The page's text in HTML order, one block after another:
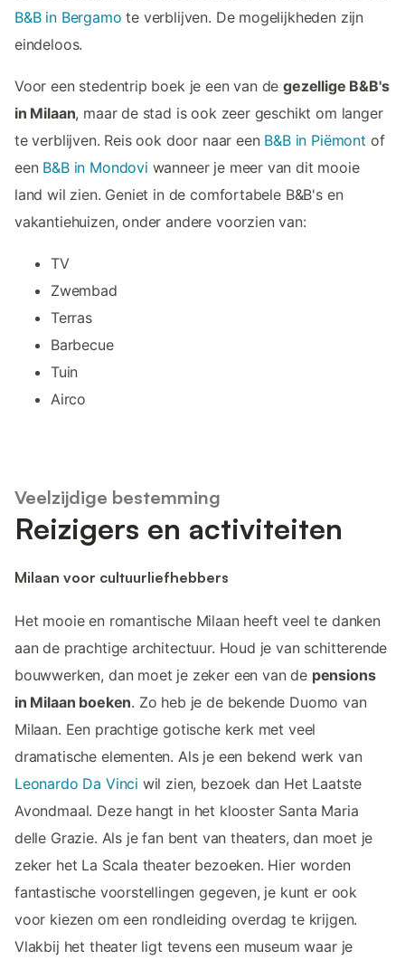
B&B in Bergamo te verblijven. De mogelijkheden zijn
eindeloos.
Voor een stedentrip boek je een van degezellige B&B's
in Milaan, maar de stad is ook zeer geschikt om langer
te verblijven. Reis ook door naar een B&B in Piëmont of
een B&B in Mondovi wanneer je meer van dit mooie
land wil zien. Geniet in de comfortabele B&B's en
vakantiehuizen, onder andere voorzien van:
TV
Zwembad
Terras
Barbecue
Tuin
Airco
Veelzijdige bestemming
Reizigers en activiteiten
Milaan voor cultuurliefhebbers
Het mooie en romantische Milaan heeft veel te danken
aan de prachtige architectuur. Houd je van schitterende
bouwwerken, dan moet je zeker een van de pensions
in Milaan boeken. Zo heb je de bekende Duomo van
Milaan. Een prachtige gotische kerk met veel
dramatische elementen. Als je een bekend werk van
Leonardo Da Vinci wil zien, bezoek dan Het Laatste
Avondmaal. Deze hangt in het klooster Santa Maria
delle Grazie. Als je fan bent van theaters, dan moet je
zeker het La Scala theater bezoeken. Hier worden
fantastische voorstellingen gegeven, je kunt er ook
voor kiezen om een rondleiding overdag te krijgen.
Vlakbij het theater ligt tevens een museum waar je